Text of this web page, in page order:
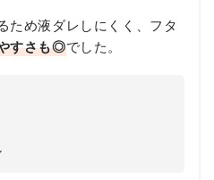
ため液ダレしにくく、フタ
すさも◎でした。